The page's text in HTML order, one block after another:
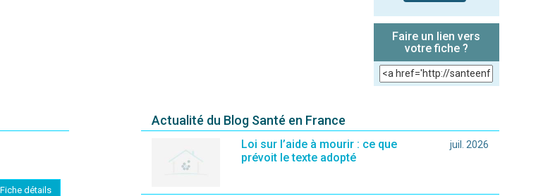
Faire un lien vers
votre fiche ?
Fiche détails
Actualité du Blog Santé en France
Loi sur l’aide à mourir : ce que
prévoit le texte adopté
juil. 2026